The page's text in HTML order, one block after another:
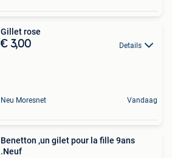
Gillet rose
€ 3,00 Details
Neu Moresnet Vandaag
Benetton ,un gilet pour la fille 9ans
.Neuf